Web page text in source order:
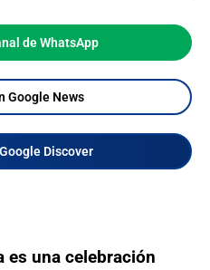
de WhatsApp
Google News
Discover
es una celebración